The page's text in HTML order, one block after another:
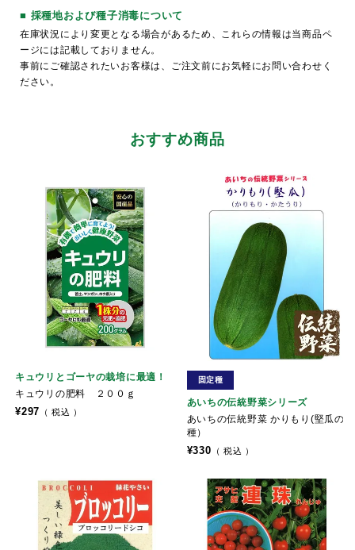
■ 採種地および種子消毒について
在庫状況により変更となる場合があるため、これらの情報は当商品ペ
ージには記載しておりません。
事前にご確認されたいお客様は、ご注文前にお気軽にお問い合わせく
ださい。
おすすめ商品
キュウリとゴーヤの栽培に最適！
キュウリの肥料 ２００ｇ
¥297 税込
あいちの伝統野菜シリーズ
あいちの伝統野菜 かりもり(堅瓜の
種）
固定種
¥330 税込